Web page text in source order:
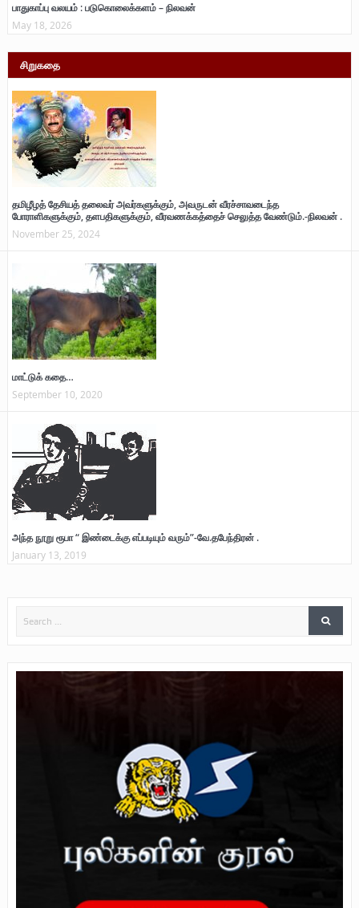
பாதுகாப்பு வலயம் : படுகொலைக்களம் – நிலவன்
May 18, 2026
சிறுகதை
தமிழீழத் தேசியத் தலைவர் அவர்களுக்கும், அவருடன் வீரச்சாவடைந்த
போராளிகளுக்கும், தளபதிகளுக்கும், வீரவணக்கத்தைச் செலுத்த வேண்டும்.-நிலவன் .
November 25, 2024
மாட்டுக் கதை…
September 10, 2020
அந்த நூறு ரூபா “ இண்டைக்கு எப்படியும் வரும்”-வே.தபேந்திரன் .
January 13, 2019